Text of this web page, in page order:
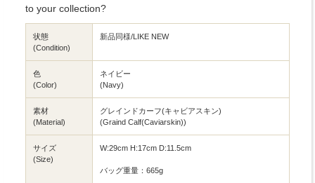
to your collection?
状態
(Condition)
新品同様/LIKE NEW
色
(Color)
ネイビー
(Navy)
素材
(Material)
グレインドカーフ(キャビアスキン)
(Graind Calf(Caviarskin))
サイズ
(Size)
W:29cm H:17cm D:11.5cm
バッグ重量：665g